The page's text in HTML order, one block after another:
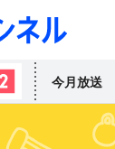
ネル1TBSチャンネル2
今月放送